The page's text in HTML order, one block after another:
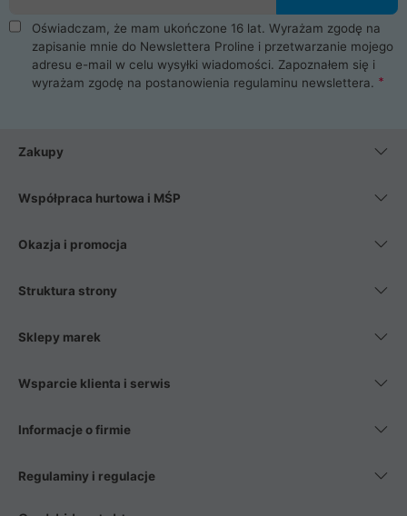
Oświadczam, że mam ukończone 16 lat. Wyrażam zgodę na
zapisanie mnie do Newslettera Proline i przetwarzanie mojego
adresu e-mail w celu wysyłki wiadomości. Zapoznałem się i
wyrażam zgodę na postanowienia regulaminu newslettera.
Zakupy
Współpraca hurtowa i MŚP
Okazja i promocja
Struktura strony
Sklepy marek
Wsparcie klienta i serwis
Informacje o firmie
Regulaminy i regulacje